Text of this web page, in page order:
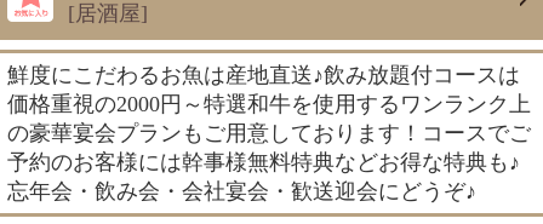
[居酒屋]
鮮度にこだわるお魚は産地直送♪飲み放題付コースは
価格重視の2000円～特選和牛を使用するワンランク上
の豪華宴会プランもご用意しております！コースでご
予約のお客様には幹事様無料特典などお得な特典も♪
忘年会・飲み会・会社宴会・歓送迎会にどうぞ♪